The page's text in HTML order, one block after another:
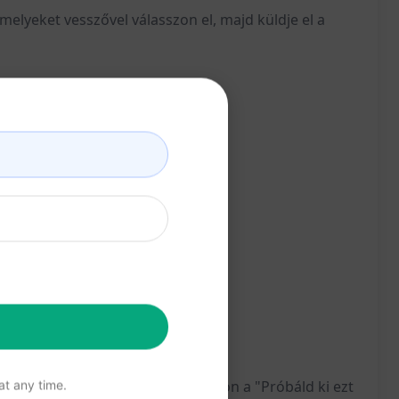
vesszővel válasszon el, majd küldje el a
írás világában rejlenek! Kattintson a "Próbáld ki ezt
any time.